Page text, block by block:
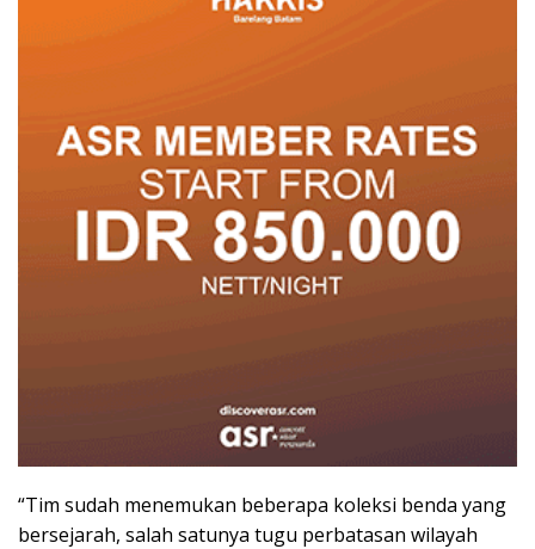
“Tim sudah menemukan beberapa koleksi benda yang
bersejarah, salah satunya tugu perbatasan wilayah